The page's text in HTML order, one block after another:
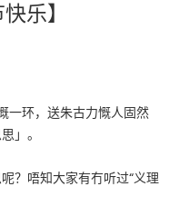
乐】
一环，送朱古力慨人固然
」。
？唔知大家有冇听过“义理